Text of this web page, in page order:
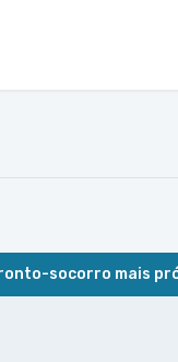
socorro mais